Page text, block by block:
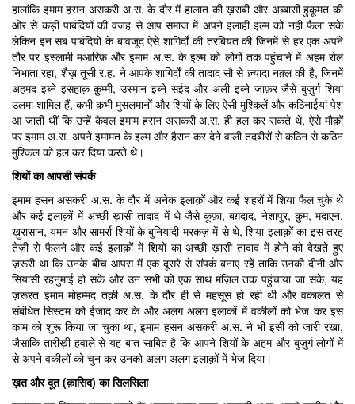
हालांकि इमाम हसन असकरी अ.स. के दौर में हालात की ख़राबी और अब्बासी हुकूमत की
ओर से कड़ी पाबंदियों की वजह से आप समाज में अपने इलाही इल्म को नहीं फैला सके
लेकिन इन सब पाबंदियों के बावजूद ऐसे शागिर्दों की तरबियत की जिनमें से हर एक अपने
तौर पर इस्लामी मआरिफ़ और इमाम अ.स. के इल्म को लोगों तक पहुंचाने में अहम रोल
निभाता रहा, शैख़ तूसी र.ह. ने आपके शागिर्दों की तादाद सौ से ज़्यादा नक़्ल की है, जिनमें
अहमद इब्ने इसहाक़ क़ुम्मी, उस्मान इब्ने सईद और अली इब्ने जाफ़र जैसे बुज़ुर्ग शिया
उलमा शामिल हैं, कभी कभी मुसलमानों और शियों के लिए ऐसी मुश्किलें और कठिनाईयां पेश
आ जाती थीं कि उन्हें केवल इमाम हसन असकरी अ.स. ही हल कर सकते थे, ऐसे मौक़ों
पर इमाम अ.स. अपने इमामत के इल्म और हैरान कर देने वाली तदबीरों से कठिन से कठिन
मुश्किल को हल कर दिया करते थे।
शियों का आपसी संपर्क
इमाम हसन असकरी अ.स. के दौर में अनेक इलाक़ों और कई शहरों में शिया फैल चुके थे
और कई इलाक़ों में अच्छी ख़ासी तादाद में थे जैसे कूफ़ा, बग़दाद, नेशापुर, क़ुम, मदाएन,
ख़ुरासान, यमन और सामर्रा शियों के बुनियादी मरकज़ में से थे, शिया इलाक़ों का इस तरह
तेज़ी से फैलने और कई इलाक़ों में शियों का अच्छी ख़ासी तादाद में होने को देखते हुए
ज़रूरी था कि उनके बीच आपस में एक दूसरे से संपर्क बनाए रहें ताकि उनकी दीनी और
सियासी रहनुमाई हो सके और उन सभी को एक साथ मंज़िल तक पहुंचाया जा सके, यह
ज़रूरत इमाम मोहम्मद तक़ी अ.स. के दौर ही से महसूस हो रही थी और वकालत से
संबंधित सिस्टम को ईजाद कर के और अलग अलग इलाकों में वकीलों को भेज कर इस
काम को शुरू किया जा चुका था, इमाम हसन असकरी अ.स. ने भी इसी को जारी रखा,
जैसाकि तारीख़ी हवाले से यह बात साबित है कि आपने शियों के अहम और बुज़ुर्ग लोगों में
से अपने वकीलों को चुन कर उनको अलग अलग इलाक़ों में भेज दिया।
ख़त और दूत (क़ासिद) का सिलसिला